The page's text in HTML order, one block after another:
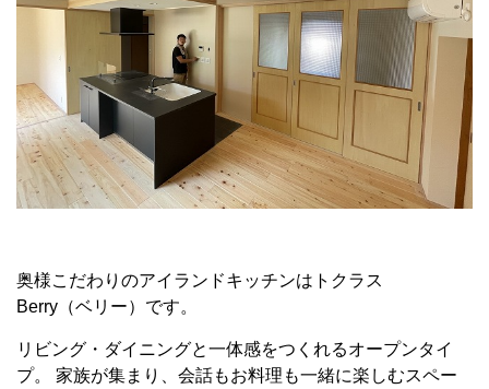
奥様こだわりのアイランドキッチンはトクラス
Berry（ベリー）です。
リビング・ダイニングと一体感をつくれるオープンタイ
プ。 家族が集まり、会話もお料理も一緒に楽しむスペー